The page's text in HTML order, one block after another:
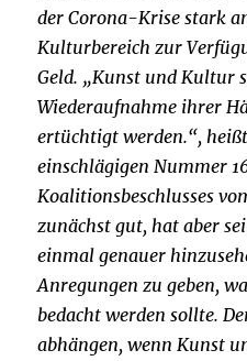
der Corona-Krise stark
Kulturbereich zur
Geld. „Kunst und Kultur
Wiederaufnahme ihrer
ertüchtigt werden.“,
einschlägigen Nummer
Koalitionsbeschlusses
zunächst gut, hat aber
einmal genauer
Anregungen zu geben,
bedacht werden sollte.
abhängen, wenn Kunst